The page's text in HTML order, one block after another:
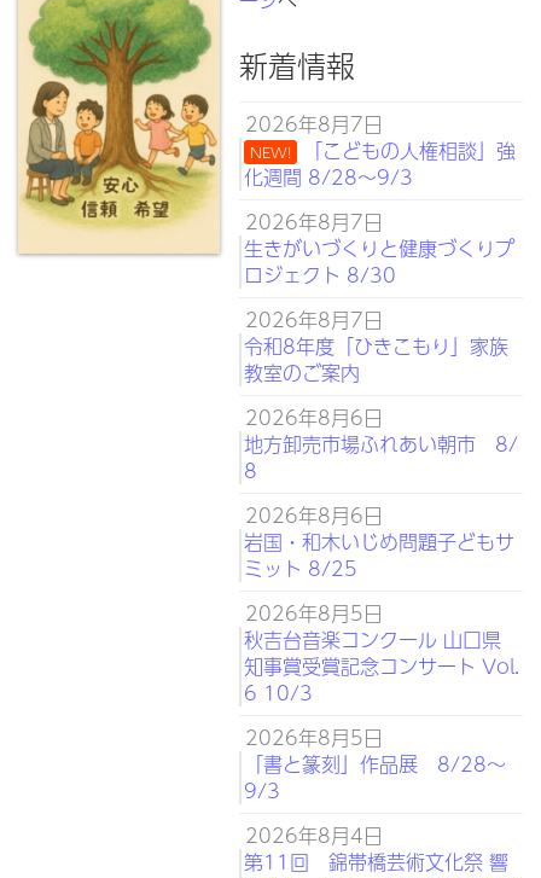
新着情報
2026年8月7日
NEW!
「こどもの人権相談」強
化週間 8/28～9/3
2026年8月7日
生きがいづくりと健康づくりプ
ロジェクト 8/30
2026年8月7日
令和8年度「ひきこもり」家族
教室のご案内
2026年8月6日
地方卸売市場ふれあい朝市 8/
8
2026年8月6日
岩国・和木いじめ問題子どもサ
ミット 8/25
2026年8月5日
秋吉台音楽コンクール 山口県
知事賞受賞記念コンサート Vol.
6 10/3
2026年8月5日
「書と篆刻」作品展 8/28～
9/3
2026年8月4日
第11回 錦帯橋芸術文化祭 響